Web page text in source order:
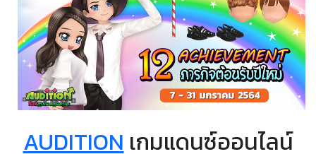
AUDITIONเกมแดนซ์ออนไลน์